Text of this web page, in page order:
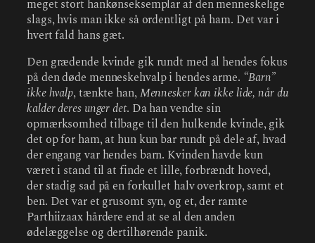
meget stort hankønseksemplar af den menneskelige
slags, hvis man ikke så ordentligt på ham. Det var i
hvert fald hans gæt.
Den grædende kvinde gik rundt med al hendes fokus
på den døde menneskehvalp i hendes arme. “Barn”
ikke hvalp, tænkte han,Mennesker kan ikke lide, når du
kalder deres unger det. Da han vendte sin
opmærksomhed tilbage til den hulkende kvinde, gik
det op for ham, at hun kun bar rundt på dele af, hvad
der engang var hendes barn. Kvinden havde kun
været i stand til at finde et lille, forbrændt hoved,
der stadig sad på en forkullet halv overkrop, samt et
ben. Det var et grusomt syn, og et, der ramte
Parthiizaax hårdere end at se al den anden
ødelæggelse og dertilhørende panik.